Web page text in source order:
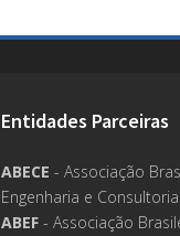
Entidades Parceiras
ABECE - Associação
Engenharia e
ABEF - Associação